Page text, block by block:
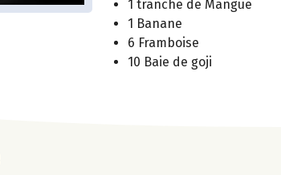
1 tranche de Mangue
1 Banane
6 Framboise
10 Baie de goji